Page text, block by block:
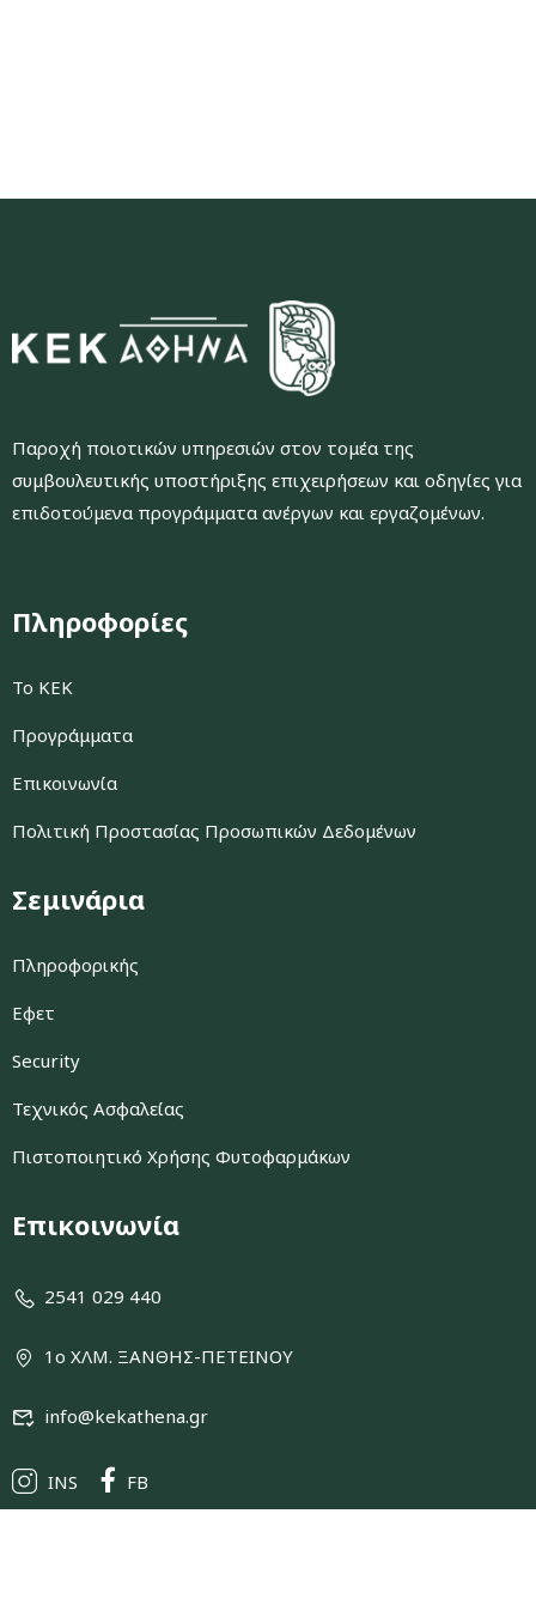
Παροχή ποιοτικών υπηρεσιών στον τομέα της
συμβουλευτικής υποστήριξης επιχειρήσεων και οδηγίες για
επιδοτούμενα προγράμματα ανέργων και εργαζομένων.
Πληροφορίες
Το ΚΕΚ
Προγράμματα
Επικοινωνία
Πολιτική Προστασίας Προσωπικών Δεδομένων
Σεμινάρια
Πληροφορικής
Εφετ
Security
Τεχνικός Ασφαλείας
Πιστοποιητικό Χρήσης Φυτοφαρμάκων
Επικοινωνία
2541 029 440
1ο ΧΛΜ. ΞΑΝΘΗΣ-ΠΕΤΕΙΝΟΥ
info@kekathena.gr
INS FB